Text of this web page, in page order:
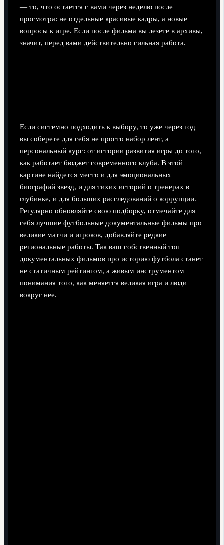
— то, что остается с вами через неделю после
просмотра: не отдельные красивые кадры, а новые
вопросы к игре. Если после фильма вы лезете в архивы,
значит, перед вами действительно сильная работа.
Если системно подходить к выбору, то уже через год
вы соберете для себя не просто набор лент, а
персональный курс: от истории развития игры до того,
как работает бюджет современного клуба. В этой
картине найдется место и для эмоциональных
биографий звезд, и для тихих историй о тренерах в
глубинке, и для больших расследований о коррупции.
Регулярно обновляйте свою подборку, отмечайте для
себя лучшие футбольные документальные фильмы про
великие матчи и игроков, добавляйте редкие
региональные работы. Так ваш собственный топ
документальных фильмов про историю футбола станет
не статичным рейтингом, а живым инструментом
понимания того, как меняется великая игра и люди
вокруг нее.